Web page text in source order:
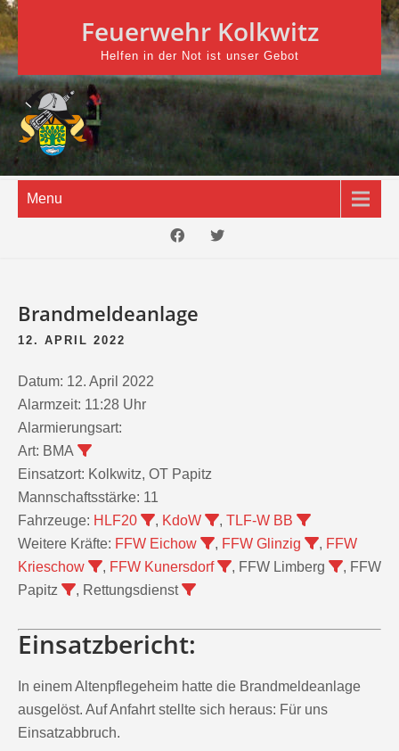
Skip
to
content
Feuerwehr Kolkwitz
Helfen in der Not ist unser Gebot
Menu
Brandmeldeanlage
12. APRIL 2022
Datum: 12. April 2022
Alarmzeit: 11:28 Uhr
Alarmierungsart:
Art: BMA
Einsatzort: Kolkwitz, OT Papitz
Mannschaftsstärke: 11
Fahrzeuge: HLF20 , KdoW , TLF-W BB
Weitere Kräfte: FFW Eichow , FFW Glinzig , FFW
Krieschow
, FFW Kunersdorf , FFW Limberg
, FFW
Papitz
, Rettungsdienst
Einsatzbericht:
In einem Altenpflegeheim hatte die Brandmeldeanlage
ausgelöst. Auf Anfahrt stellte sich heraus: Für uns
Einsatzabbruch.